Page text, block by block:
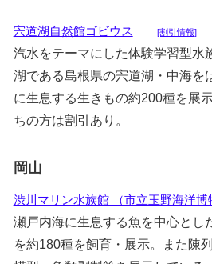
宍道湖自然館ゴビウス [割引情報]
汽水をテーマにした体験学習型水
湖である島根県の宍道湖・中海を
に生息する生きもの約200種を展
ちの方は割引あり。
岡山
渋川マリン水族館 （市立玉野海洋博
瀬戸内海に生息する魚を中心とし
を約180種を飼育・展示。また陳